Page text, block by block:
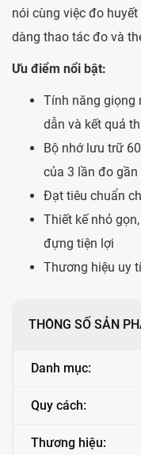
nói cùng việc đo
dàng thao tác đo và
Ưu điểm nổi bật:
Tính năng giọng
dẫn và kết quả
Bộ nhớ lưu trữ
của 3 lần đo gần
Đạt tiêu chuẩn
Thiết kế nhỏ
đựng tiện lợi
Thương hiệu uy
THÔNG SỐ SẢN
Danh mục:
Quy cách:
Thương hiệu: